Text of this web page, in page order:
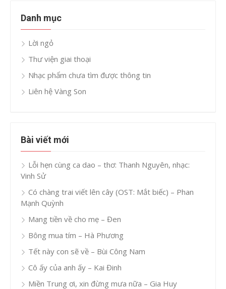
Danh mục
Lời ngỏ
Thư viện giai thoại
Nhạc phẩm chưa tìm được thông tin
Liên hệ Vàng Son
Bài viết mới
Lỗi hẹn cùng ca dao – thơ: Thanh Nguyên, nhạc:
Vinh Sử
Có chàng trai viết lên cây (OST: Mắt biếc) – Phan
Mạnh Quỳnh
Mang tiền về cho mẹ – Đen
Bông mua tím – Hà Phương
Tết này con sẽ về – Bùi Công Nam
Cô ấy của anh ấy – Kai Đinh
Miền Trung ơi, xin đừng mưa nữa – Gia Huy